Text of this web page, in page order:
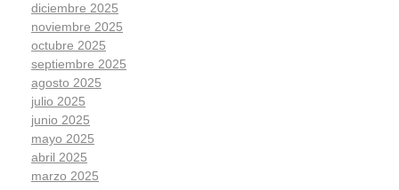
diciembre 2025
noviembre 2025
octubre 2025
septiembre 2025
agosto 2025
julio 2025
junio 2025
mayo 2025
abril 2025
marzo 2025